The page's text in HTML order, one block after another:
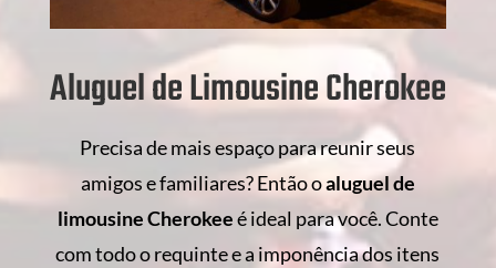
Aluguel de Limousine Cherokee
Precisa de mais espaço para reunir seus
amigos e familiares? Então oaluguel de
limousine Cherokeeé ideal para você. Conte
com todo o requinte e a imponência dos itens